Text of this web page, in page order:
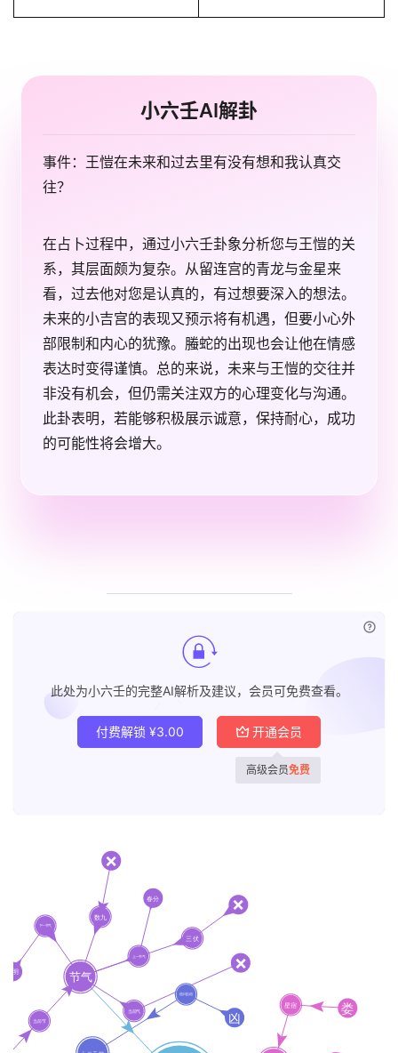
小六壬AI解卦
事件：王愷在未来和过去里有没有想和我认真交
往？
在占卜过程中，通过小六壬卦象分析您与王愷的关
系，其层面颇为复杂。从留连宫的青龙与金星来
看，过去他对您是认真的，有过想要深入的想法。
未来的小吉宫的表现又预示将有机遇，但要小心外
部限制和内心的犹豫。螣蛇的出现也会让他在情感
表达时变得谨慎。总的来说，未来与王愷的交往并
非没有机会，但仍需关注双方的心理变化与沟通。
此卦表明，若能够积极展示诚意，保持耐心，成功
的可能性将会增大。
此处为小六壬的完整AI解析及建议，会员可免费查看。
付费解锁 ¥3.00 开通会员
高级会员免费